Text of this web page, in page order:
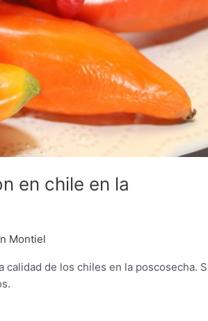
en chile en la
Montiel
de los chiles en la poscosecha.